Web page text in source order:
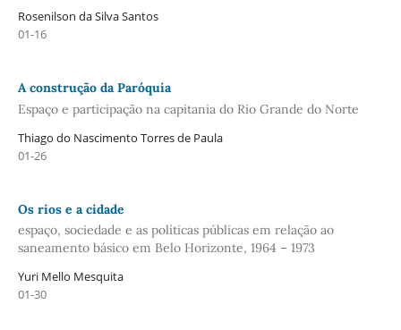
Rosenilson da Silva Santos
01-16
A construção da Paróquia
Espaço e participação na capitania do Rio Grande do Norte
Thiago do Nascimento Torres de Paula
01-26
Os rios e a cidade
espaço, sociedade e as políticas públicas em relação ao
saneamento básico em Belo Horizonte, 1964 – 1973
Yuri Mello Mesquita
01-30